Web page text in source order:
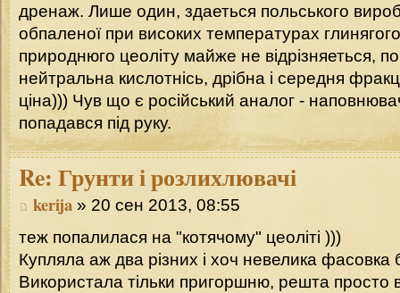
дренаж. Лише один, здаеться польського
обпаленої при високих температурах
природнюго цеоліту майже не відрізняеться,
нейтральна кислотнісь, дрібна і середня
ціна))) Чув що є російський аналог -
попадався під руку.
Re: Грунти і розлихлювачі
kerija » 20 сен 2013, 08:55
теж попалилася на "котячому" цеоліті )))
Купляла аж два різних і хоч невелика фасовка
Використала тільки пригоршню, решта просто